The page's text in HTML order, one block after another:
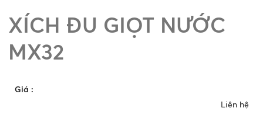
XÍCH ĐU GIỌT NƯỚC
MX32
Giá :
Liên hệ